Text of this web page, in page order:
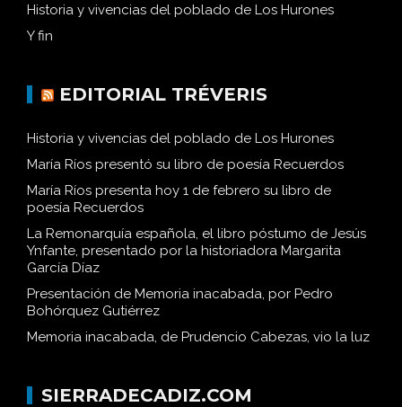
Historia y vivencias del poblado de Los Hurones
Y fin
EDITORIAL TRÉVERIS
Historia y vivencias del poblado de Los Hurones
María Ríos presentó su libro de poesía Recuerdos
María Ríos presenta hoy 1 de febrero su libro de
poesía Recuerdos
La Remonarquía española, el libro póstumo de Jesús
Ynfante, presentado por la historiadora Margarita
García Díaz
Presentación de Memoria inacabada, por Pedro
Bohórquez Gutiérrez
Memoria inacabada, de Prudencio Cabezas, vio la luz
SIERRADECADIZ.COM